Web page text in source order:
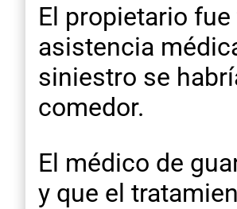
El propietario
asistencia
siniestro se
comedor.
El médico de
y que el